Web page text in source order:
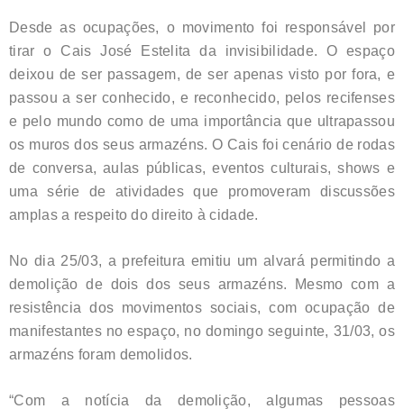
Desde as ocupações, o movimento foi responsável por
tirar o Cais José Estelita da invisibilidade. O espaço
deixou de ser passagem, de ser apenas visto por fora, e
passou a ser conhecido, e reconhecido, pelos recifenses
e pelo mundo como de uma importância que ultrapassou
os muros dos seus armazéns. O Cais foi cenário de rodas
de conversa, aulas públicas, eventos culturais, shows e
uma série de atividades que promoveram discussões
amplas a respeito do direito à cidade.
No dia 25/03, a prefeitura emitiu um alvará permitindo a
demolição de dois dos seus armazéns. Mesmo com a
resistência dos movimentos sociais, com ocupação de
manifestantes no espaço, no domingo seguinte, 31/03, os
armazéns foram demolidos.
“Com a notícia da demolição, algumas pessoas